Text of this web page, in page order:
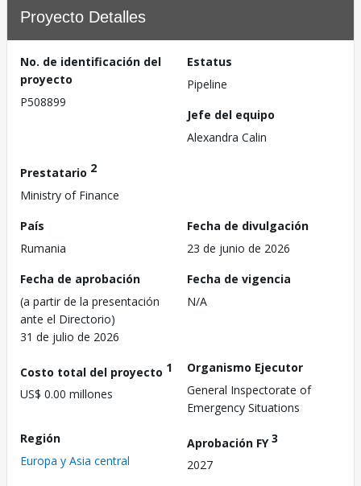
Proyecto Detalles
No. de identificación del
proyecto
P508899
Estatus
Pipeline
Jefe del equipo
Alexandra Calin
Prestatario 2
Ministry of Finance
País
Rumania
Fecha de divulgación
23 de junio de 2026
Fecha de aprobación
(a partir de la presentación
ante el Directorio)
31 de julio de 2026
Fecha de vigencia
N/A
Costo total del proyecto 1
US$ 0.00 millones
Organismo Ejecutor
General Inspectorate of
Emergency Situations
Región
Europa y Asia central
Aprobación FY3
2027